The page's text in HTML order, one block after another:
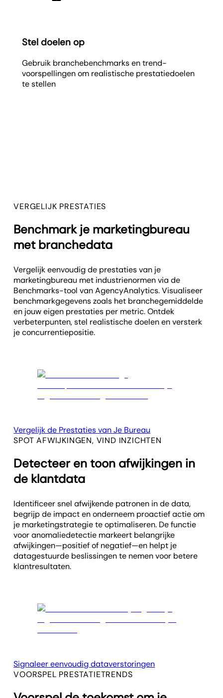
Stel doelen op
Gebruik branche­benchmarks en trend­
voorspellingen om realistische prestatiedoelen
te stellen
VERGELIJK PRESTATIES
Benchmark je marketingbureau
met branchedata
Vergelijk eenvoudig de prestaties van je
marketingbureau met industrienormen via de
Benchmarks-tool van AgencyAnalytics. Visualiseer
benchmarkgegevens zoals het branchegemiddelde
en jouw eigen prestaties per metric. Ontdek
verbeterpunten, stel realistische doelen en versterk
je concurrentiepositie.
Vergelijk de Prestaties van Je Bureau
SPOT AFWIJKINGEN, VIND INZICHTEN
Detecteer en toon afwijkingen in
de klantdata
Identificeer snel afwijkende patronen in de data,
begrijp de impact en onderneem proactief actie om
je marketingstrategie te optimaliseren. De functie
voor anomalie­detectie markeert belangrijke
afwijkingen—positief of negatief—en helpt je
datagestuurde beslissingen te nemen voor betere
klantresultaten.
Signaleer eenvoudig dataverstoringen
VOORSPEL PRESTATIETRENDS